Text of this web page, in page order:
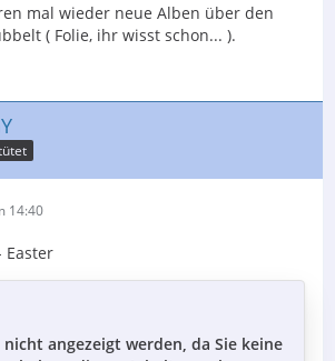
mal wieder neue Alben über den
( Folie, ihr wisst schon... ).
14:40
Easter
angezeigt werden, da Sie keine